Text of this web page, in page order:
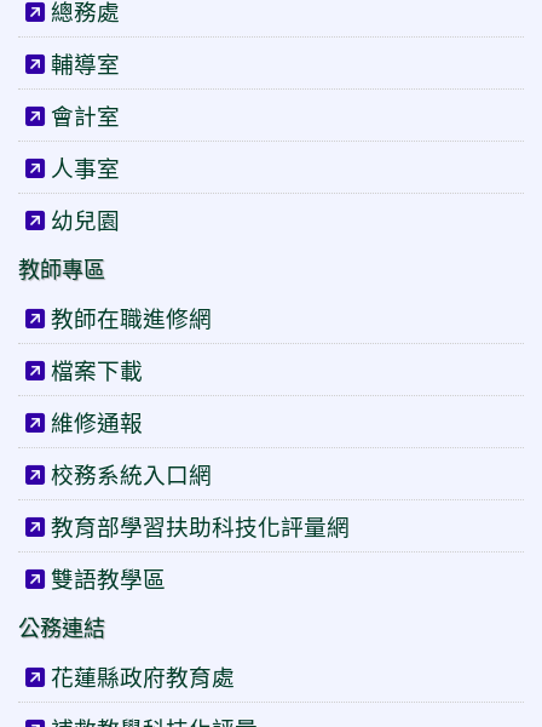
總務處
輔導室
會計室
人事室
幼兒園
教師專區
教師在職進修網
檔案下載
維修通報
校務系統入口網
教育部學習扶助科技化評量網
雙語教學區
公務連結
花蓮縣政府教育處